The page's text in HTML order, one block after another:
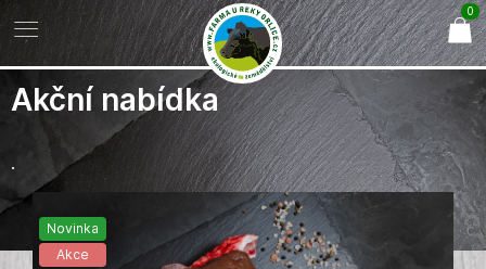
Akční nabídka
.
Novinka
Akce
0